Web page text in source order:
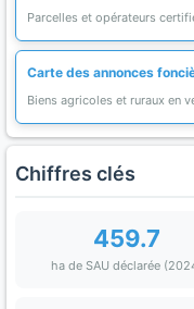
Parcelles et opérateurs
Carte des annonces
Biens agricoles et ruraux en
Chiffres clés
459.7
ha de SAU déclarée